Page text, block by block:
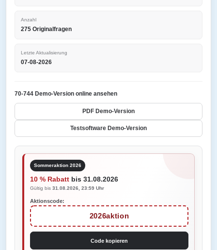
Anzahl
275 Originalfragen
Letzte Aktualisierung
07-08-2026
70-744 Demo-Version online ansehen
PDF Demo-Version
Testsoftware Demo-Version
Sommeraktion 2026
10 % Rabatt bis 31.08.2026
Gültig bis 31.08.2026, 23:59 Uhr
Aktionscode:
2026aktion
Code kopieren